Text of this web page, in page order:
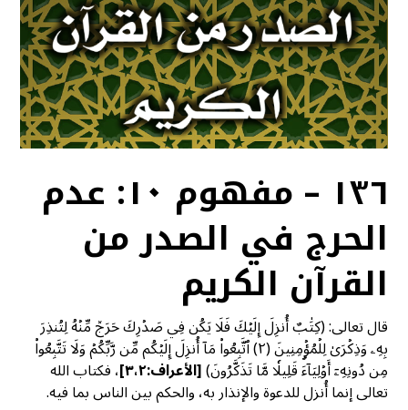
١٣٦ – مفهوم ١٠: عدم
الحرج في الصدر من
القرآن الكريم
قال تعالى: (كِتَٰبٌ أُنزِلَ إِلَيۡكَ فَلَا يَكُن فِي صَدۡرِكَ حَرَجٞ مِّنۡهُ لِتُنذِرَ
بِهِۦ وَذِكۡرَىٰ لِلۡمُؤۡمِنِينَ (٢) ٱتَّبِعُواْ مَآ أُنزِلَ إِلَيۡكُم مِّن رَّبِّكُمۡ وَلَا تَتَّبِعُواْ
مِن دُونِهِۦٓ أَوۡلِيَآءَۗ قَلِيلٗا مَّا تَذَكَّرُونَ)[الأعراف:٣،٢] ، فكتاب الله
تعالى إنما أُنزل للدعوة والإنذار به، والحكم بين الناس بما فيه.